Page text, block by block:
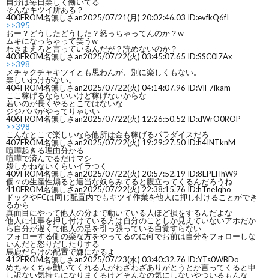
そんなキツイ所ある？
400FROM名無しさan2025/07/21(月) 20:02:46.03 ID:evfkQ6fI
>>395
おー？どうしたどうした？怒っちゃってんのか？w
ムキになっちゃって笑うw
わきまえろと言っているんだが？読めないのか？
403FROM名無しさan2025/07/22(火) 03:45:07.65 ID:SSC0l7Ax
>>398
メチャクチャキツイとも思わんが、別に楽しくもない。
楽しいわけがない。
404FROM名無しさan2025/07/22(火) 04:14:07.96 ID:VlF7ikam
ここ稼げるならいいけど稼げないからな
若いのが長くやるとこではないな
ジジババがやってりゃいい
406FROM名無しさan2025/07/22(火) 12:26:50.52 ID:dWrO0ROP
>>398
こんなとこで楽しいなら他所は金も稼げるパラダイスだろ
407FROM名無しさan2025/07/22(火) 19:29:27.50 ID:h4INTknM
喧嘩起きる理由分かる
喧嘩で済んでるだけマシ
殺しかねないくらいイラつく
409FROM名無しさan2025/07/22(火) 20:57:52.19 ID:8EPEHhW9
個々の生産性煽ると適当な奴らみてると腹立ってくるんだろうね
410FROM名無しさan2025/07/22(火) 22:38:15.76 ID:hTneIqho
ドックやFCは同じ配置内でもキツイ作業を他人に押し付けることができ
るから
真面目にやって他人の分まで動いている人ほど損をするんだよな
他人に仕事を押し付けている方は自分のことしか見えていないアホだか
ら自分が遅くて他人の足を引っ張っている自覚すらない
フォローする側の楽な方をやってるのに何でお前は自分をフォローしな
いんだと怒りだしたりする
馬鹿だらけの配置で嫌になるよ
412FROM名無しさan2025/07/23(水) 03:40:32.76 ID:YTs0WBDo
めちゃくちゃ動いてくれる人がわざわざありがとうとか言ってくると申
し訳ない気持ちになりまくるけどそんなの気にしないやついるもんな